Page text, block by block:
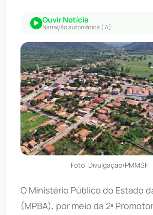
Ouvir Notícia
Narração automática (IA)
Foto: Divulgação/PMMSF
O Ministério Público do Estado
(MPBA), por meio da 2ª